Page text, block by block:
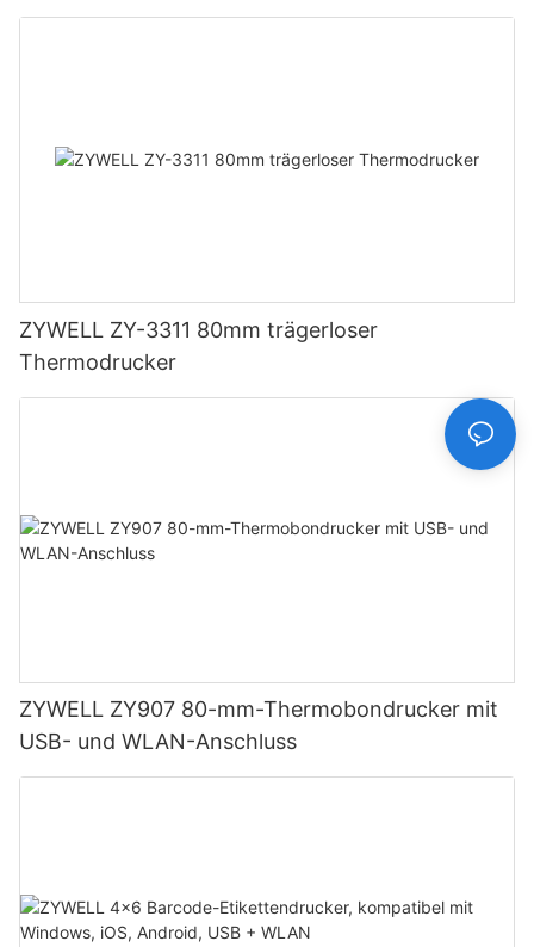
USB+LAN/USB+WLAN/Bluetooth (optional),
ZYWELL ZY-3311 80mm trägerloser
Thermodrucker
ZYWELL ZY907 80-mm-Thermobondrucker mit
USB- und WLAN-Anschluss